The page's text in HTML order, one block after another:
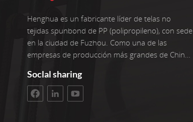
Henghua es un fabricante líder de telas no
tejidas spunbond de PP (polipropileno), con sede
en la ciudad de Fuzhou. Como una de las
empresas de producción más grandes de China,
con dos reenrolladores adicionales. Nuestras
instalaciones tienen una superficie de taller de
3400 metros cuadrados. La inversión bruta
Soclal sharing